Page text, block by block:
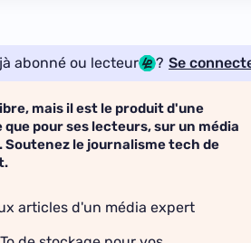
abonné ou lecteur ? Se
mais il est le produit d'une
pour ses lecteurs, sur un média
le journalisme tech de
articles d'un média expert